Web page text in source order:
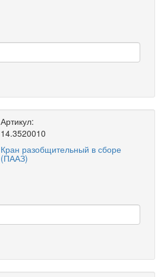
Артикул:
14.3520010
Кран разобщительный в сборе
(ПААЗ)